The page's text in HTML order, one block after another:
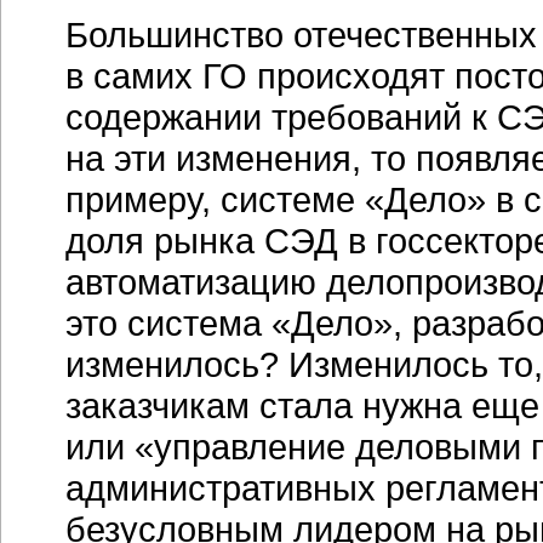
Большинство
в самих ГО происходят
содержании требований к
на эти изменения, то
примеру, системе «Дело» в
доля рынка СЭД в
автоматизацию
это система «Дело»,
изменилось? Изменилось
заказчикам стала нужна
или «управление деловыми
административных
безусловным лидером на